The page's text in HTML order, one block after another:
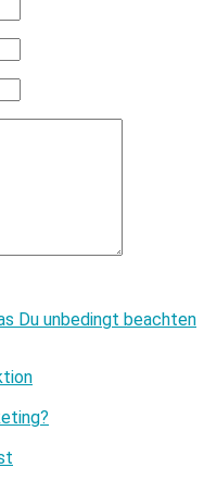
Du unbedingt beachten